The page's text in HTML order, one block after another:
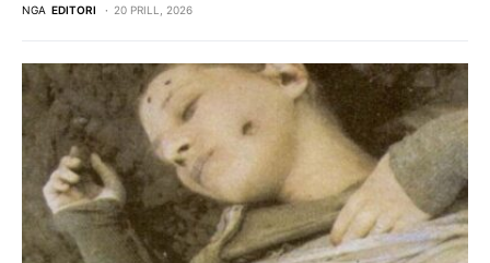
NGA EDITORI 20 PRILL, 2026